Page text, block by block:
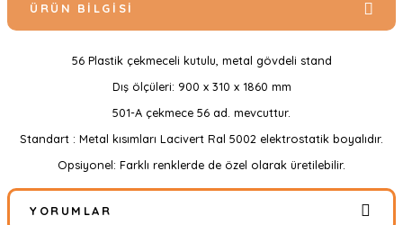
ÜRÜN BILGISI
56 Plastik çekmeceli kutulu, metal gövdeli stand
Dış ölçüleri: 900 x 310 x 1860 mm
501-A çekmece 56 ad. mevcuttur.
Standart : Metal kısımları Lacivert Ral 5002 elektrostatik boyalıdır.
Opsiyonel: Farklı renklerde de özel olarak üretilebilir.
YORUMLAR